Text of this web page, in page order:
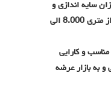
سایه اندازی و
تراکم گره های توری با عرض 3، 4 و 8 متر از متری 8.000 الی
و کارایی
به بازار عرضه